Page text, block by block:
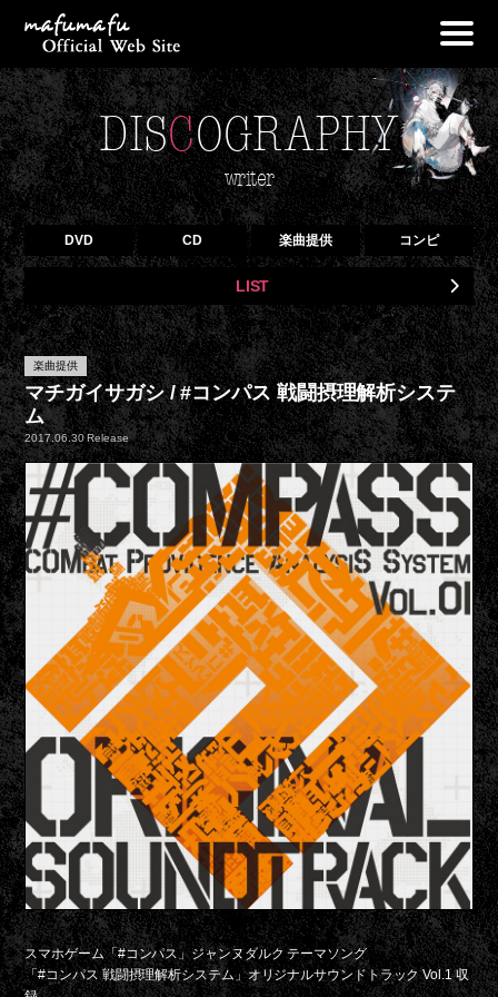
NEWS
PROFILE
LIVE
DISCOGRAPHY
OFF VOCAL
GOODS
BLOG
CONTACT
DISCOGRAPHY
writer
DVD CD 楽曲提供 コンピ
LIST
楽曲提供
マチガイサガシ / #コンパス 戦闘摂理解析システ
ム
2017.06.30 Release
スマホゲーム「#コンパス」ジャンヌダルク テーマソング
「#コンパス 戦闘摂理解析システム」オリジナルサウンドトラック Vol.1 収